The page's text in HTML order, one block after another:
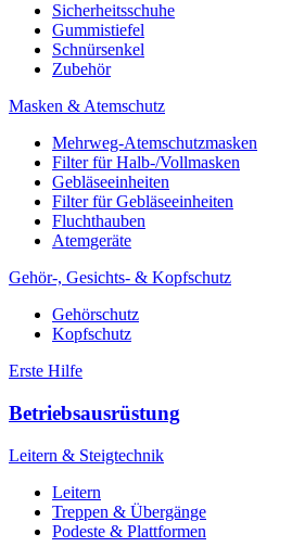
Sicherheitsschuhe
Gummistiefel
Schnürsenkel
Zubehör
Masken & Atemschutz
Mehrweg-Atemschutzmasken
Filter für Halb-/Vollmasken
Gebläseeinheiten
Filter für Gebläseeinheiten
Fluchthauben
Atemgeräte
Gehör-, Gesichts- & Kopfschutz
Gehörschutz
Kopfschutz
Erste Hilfe
Betriebsausrüstung
Leitern & Steigtechnik
Leitern
Treppen & Übergänge
Podeste & Plattformen